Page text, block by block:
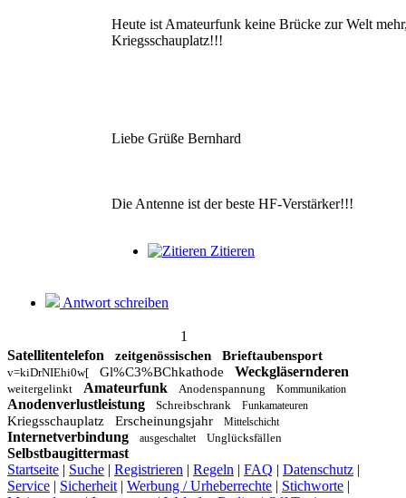
Heute ist Amateurfunk keine Brücke zur Welt
Kriegsschauplatz!!!
Liebe Grüße Bernhard
Die Antenne ist der beste HF-Verstärker!!!
Zitieren
Antwort schreiben
1
Satellitentelefon
zeitgenössischen Brieftaubensport
v=kiDrNIEhi0w[ Gl%C3%BChkathode Weckgläsernderen
weitergelinkt Amateurfunk Anodenspannung Kommunikation
Anodenverlustleistung Schreibschrank Funkamateuren
Kriegsschauplatz Erscheinungsjahr Mittelschicht
Internetverbindung ausgeschaltet Unglücksfällen
Selbstbaugittermast
Startseite | Suche | Registrieren | Regeln | FAQ | Datenschutz |
Service | Sicherheit | Werbung / Urheberrechte | Stichworte |